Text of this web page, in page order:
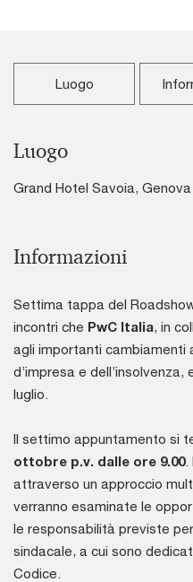
Luogo
Luogo
Grand Hotel Savoia, Genova
Informazioni
Settima tappa del
incontri che PwC Italia, in
agli importanti cambiamenti
d’impresa e
luglio.
Il settimo appuntamento si
ottobre p.v. dalle ore 9.00.
attraverso un approccio
verranno esaminate le
le responsabilità previste
sindacale, a cui sono
Codice.